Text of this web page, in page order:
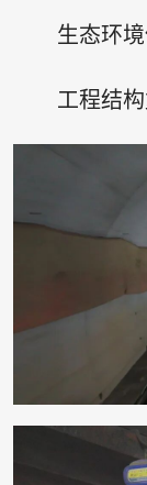
生态环
工程结